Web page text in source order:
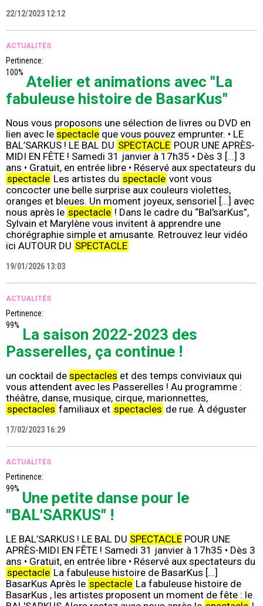
22/12/2023 12:12
ACTUALITÉS
Pertinence:
100%
Atelier et animations avec "La
fabuleuse histoire de BasarKus"
Nous vous proposons une sélection de livres ou DVD en
lien avec le spectacle que vous pouvez emprunter. • LE
BAL’SARKUS ! LE BAL DU SPECTACLE POUR UNE APRÈS-
MIDI EN FÊTE ! Samedi 31 janvier à 17h35 • Dès 3 [...] 3
ans • Gratuit, en entrée libre • Réservé aux spectateurs du
spectacle Les artistes du spectacle vont vous
concocter une belle surprise aux couleurs violettes,
oranges et bleues. Un moment joyeux, sensoriel [...] avec
nous après le spectacle ! Dans le cadre du “Bal'sarKus”,
Sylvain et Marylène vous invitent à apprendre une
chorégraphie simple et amusante. Retrouvez leur vidéo
ici AUTOUR DU SPECTACLE
19/01/2026 13:03
ACTUALITÉS
Pertinence:
99%
La saison 2022-2023 des
Passerelles, ça continue !
un cocktail de spectacles et des temps conviviaux qui
vous attendent avec les Passerelles ! Au programme :
théâtre, danse, musique, cirque, marionnettes,
spectacles familiaux et spectacles de rue. À déguster
17/02/2023 16:29
ACTUALITÉS
Pertinence:
99%
Une petite danse pour le
"BAL'SARKUS" !
LE BAL’SARKUS ! LE BAL DU SPECTACLE POUR UNE
APRÈS-MIDI EN FÊTE ! Samedi 31 janvier à 17h35 • Dès 3
ans • Gratuit, en entrée libre • Réservé aux spectateurs du
spectacle La fabuleuse histoire de BasarKus [...]
BasarKus Après le spectacle La fabuleuse histoire de
BasarKus , les artistes proposent un moment de fête : le